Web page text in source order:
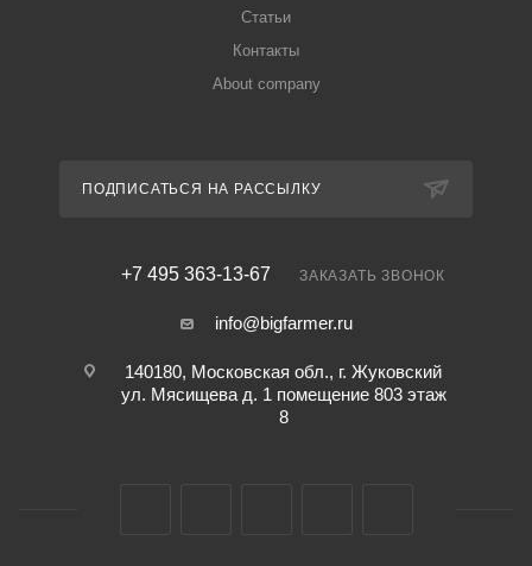
Статьи
Контакты
About company
ПОДПИСАТЬСЯ НА РАССЫЛКУ
+7 495 363-13-67 ЗАКАЗАТЬ ЗВОНОК
info@bigfarmer.ru
140180, Московская обл., г. Жуковский
ул. Мясищева д. 1 помещение 803 этаж
8